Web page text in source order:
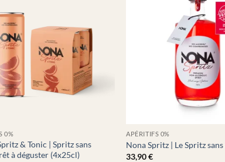
0%
& Tonic | Spritz sans
à déguster (4x25cl)
APÉRITIFS 0%
Nona Spritz | Le Spritz
33,90€